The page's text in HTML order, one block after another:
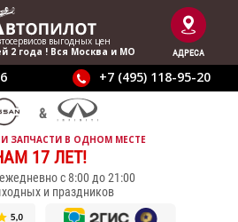
выгодныx цен
2 года ! Вся Москва и МО
АДРЕСА
+7 (495) 118-95-20
ЗАПЧАСТИ В ОДНОМ МЕСТЕ
17 ЛЕТ!
с 8:00 до 21:00
и праздников